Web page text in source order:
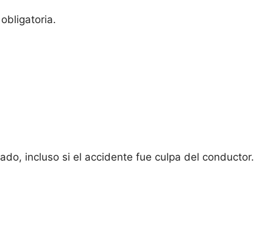
incluso si el accidente fue culpa del conductor.